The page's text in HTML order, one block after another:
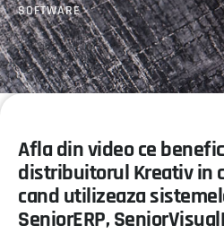
SOFTWARE
Afla din video ce
distribuitorul Kreativ in
cand utilizeaza
SeniorERP,